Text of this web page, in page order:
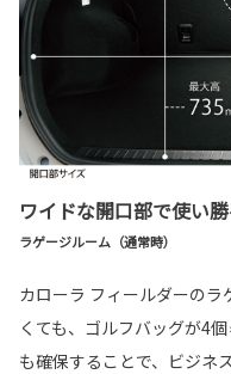
ワイドな開口部で使い
ラゲージルーム（通常時）
カローラ フィールダーの
くても、ゴルフバッグが4個
も確保することで、ビジネ